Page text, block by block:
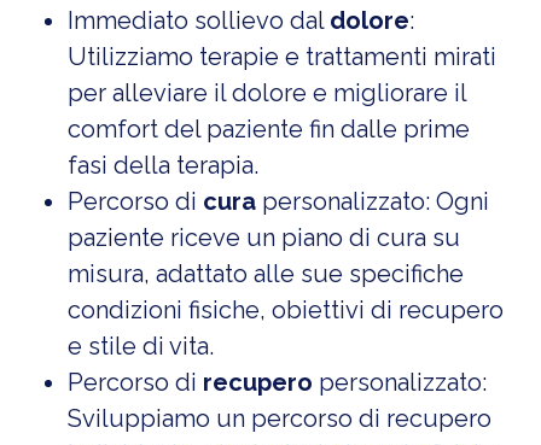
Immediato sollievo dal dolore:
Utilizziamo terapie e trattamenti mirati
per alleviare il dolore e migliorare il
comfort del paziente fin dalle prime
fasi della terapia.
Percorso di cura personalizzato: Ogni
paziente riceve un piano di cura su
misura, adattato alle sue specifiche
condizioni fisiche, obiettivi di recupero
e stile di vita.
Percorso di recupero personalizzato:
Sviluppiamo un percorso di recupero